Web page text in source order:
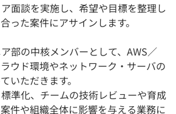
面談を実施し、希望や目標を整理し
った案件にアサインします。
部の中核メンバーとして、AWS／
ウド環境やネットワーク・サーバの
いただきます。
準化、チームの技術レビューや育成
件や組織全体に影響を与える業務に